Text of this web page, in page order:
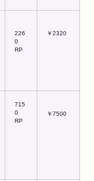
226
0
RP
￥2320
715
0
RP
￥7500